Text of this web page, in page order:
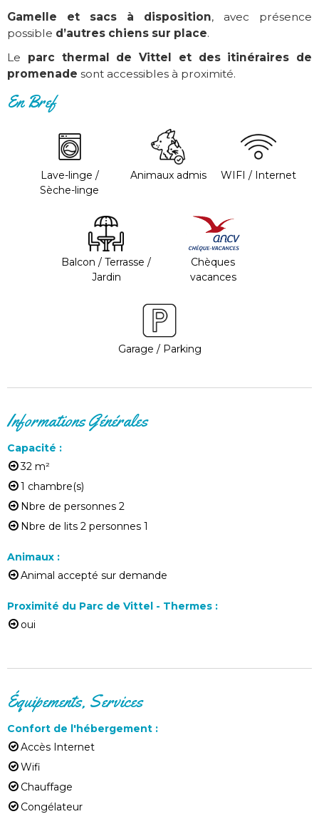
Gamelle et sacs à disposition, avec présence
possible d’autres chiens sur place.
Le parc thermal de Vittel et des itinéraires de
promenade sont accessibles à proximité.
En Bref
Lave-linge /
Sèche-linge
Animaux admis WIFI / Internet
Balcon / Terrasse /
Jardin
Chèques
vacances
Garage / Parking
Informations Générales
Capacité :
32 m²
1 chambre(s)
Nbre de personnes 2
Nbre de lits 2 personnes 1
Animaux :
Animal accepté sur demande
Proximité du Parc de Vittel - Thermes :
oui
Équipements, Services
Confort de l'hébergement :
Accès Internet
Wifi
Chauffage
Congélateur